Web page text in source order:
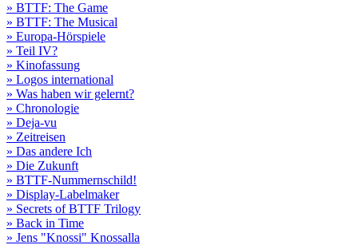
» BTTF: The Game
» BTTF: The Musical
» Europa-Hörspiele
» Teil IV?
» Kinofassung
» Logos international
» Was haben wir gelernt?
» Chronologie
» Deja-vu
» Zeitreisen
» Das andere Ich
» Die Zukunft
» BTTF-Nummernschild!
» Display-Labelmaker
» Secrets of BTTF Trilogy
» Back in Time
» Jens "Knossi" Knossalla